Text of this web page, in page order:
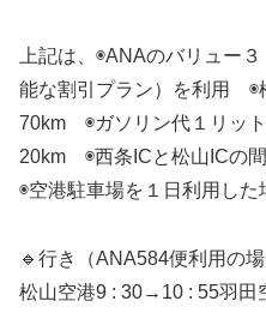
上記は、◉ANAのバリュー
能な割引プラン）を利用 ◉
70km ◉ガソリン代１リッ
20km ◉西条ICと松山ICの
◉空港駐車場を１日利用した
🔹行き（ANA584便利用の
松山空港9 : 30→10 : 55羽田